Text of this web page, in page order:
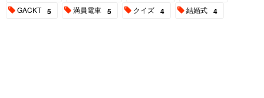
GACKT 5 満員電車 5 クイズ 4 結婚式 4